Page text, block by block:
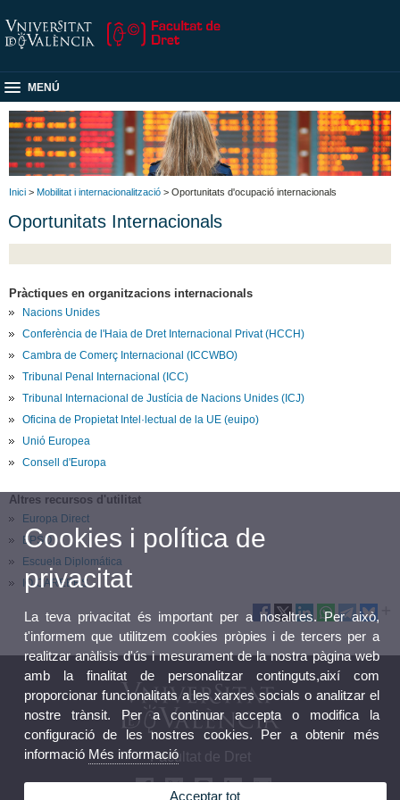
MENÚ
Inici > Mobilitat i internacionalització > Oportunitats d'ocupació internacionals
Oportunitats Internacionals
Pràctiques en organitzacions internacionals
Nacions Unides
Conferència de l'Haia de Dret Internacional Privat (HCCH)
Cambra de Comerç Internacional (ICCWBO)
Tribunal Penal Internacional (ICC)
Tribunal Internacional de Justícia de Nacions Unides (ICJ)
Oficina de Propietat Intel·lectual de la UE (euipo)
Unió Europea
Consell d'Europa
Altres recursos d'utilitat
Europa Direct
EPSO
Escuela Diplomática
IO CAREERS
Facultat de Dret
Cookies i política de
privacitat
La teva privacitat és important per a nosaltres. Per això,
t'informem que utilitzem cookies pròpies i de tercers per a
realitzar anàlisis d'ús i mesurament de la nostra pàgina web
amb la finalitat de personalitzar continguts,així com
proporcionar funcionalitats a les xarxes socials o analitzar el
nostre trànsit. Per a continuar accepta o modifica la
configuració de les nostres cookies. Per a obtenir més
informació Més informació
Acceptar tot